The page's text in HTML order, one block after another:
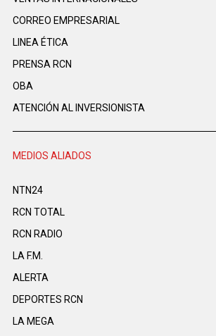
CORREO EMPRESARIAL
LINEA ÉTICA
PRENSA RCN
OBA
ATENCIÓN AL INVERSIONISTA
MEDIOS ALIADOS
NTN24
RCN TOTAL
RCN RADIO
LA F.M.
ALERTA
DEPORTES RCN
LA MEGA